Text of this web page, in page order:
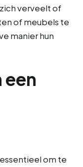
verveelt of
of meubels te
manier hun
een
om te